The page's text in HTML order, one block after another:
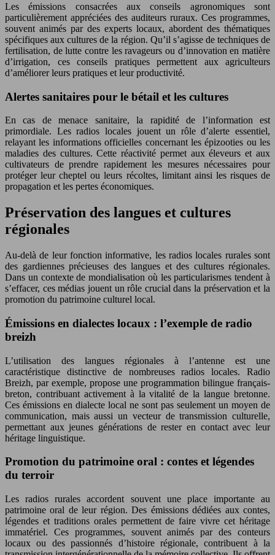
Les émissions consacrées aux conseils agronomiques sont
particulièrement appréciées des auditeurs ruraux. Ces programmes,
souvent animés par des experts locaux, abordent des thématiques
spécifiques aux cultures de la région. Qu’il s’agisse de techniques de
fertilisation, de lutte contre les ravageurs ou d’innovation en matière
d’irrigation, ces conseils pratiques permettent aux agriculteurs
d’améliorer leurs pratiques et leur productivité.
Alertes sanitaires pour le bétail et les cultures
En cas de menace sanitaire, la rapidité de l’information est
primordiale. Les radios locales jouent un rôle d’alerte essentiel,
relayant les informations officielles concernant les épizooties ou les
maladies des cultures. Cette réactivité permet aux éleveurs et aux
cultivateurs de prendre rapidement les mesures nécessaires pour
protéger leur cheptel ou leurs récoltes, limitant ainsi les risques de
propagation et les pertes économiques.
Préservation des langues et cultures
régionales
Au-delà de leur fonction informative, les radios locales rurales sont
des gardiennes précieuses des langues et des cultures régionales.
Dans un contexte de mondialisation où les particularismes tendent à
s’effacer, ces médias jouent un rôle crucial dans la préservation et la
promotion du patrimoine culturel local.
Émissions en dialectes locaux : l’exemple de radio
breizh
L’utilisation des langues régionales à l’antenne est une
caractéristique distinctive de nombreuses radios locales. Radio
Breizh, par exemple, propose une programmation bilingue français-
breton, contribuant activement à la vitalité de la langue bretonne.
Ces émissions en dialecte local ne sont pas seulement un moyen de
communication, mais aussi un vecteur de transmission culturelle,
permettant aux jeunes générations de rester en contact avec leur
héritage linguistique.
Promotion du patrimoine oral : contes et légendes
du terroir
Les radios rurales accordent souvent une place importante au
patrimoine oral de leur région. Des émissions dédiées aux contes,
légendes et traditions orales permettent de faire vivre cet héritage
immatériel. Ces programmes, souvent animés par des conteurs
locaux ou des passionnés d’histoire régionale, contribuent à la